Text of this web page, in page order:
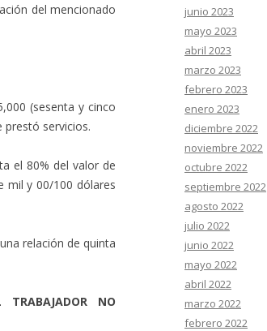
del mencionado
(sesenta y cinco
servicios.
el 80% del valor de
mil y 00/100 dólares
relación de quinta
NO
junio 2023
mayo 2023
abril 2023
marzo 2023
febrero 2023
enero 2023
diciembre 2022
noviembre 2022
octubre 2022
septiembre 2022
agosto 2022
julio 2022
junio 2022
mayo 2022
abril 2022
marzo 2022
febrero 2022